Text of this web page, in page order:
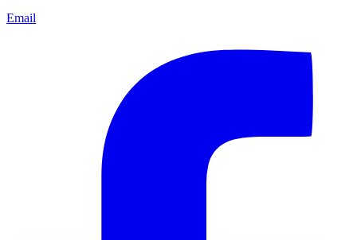
Email